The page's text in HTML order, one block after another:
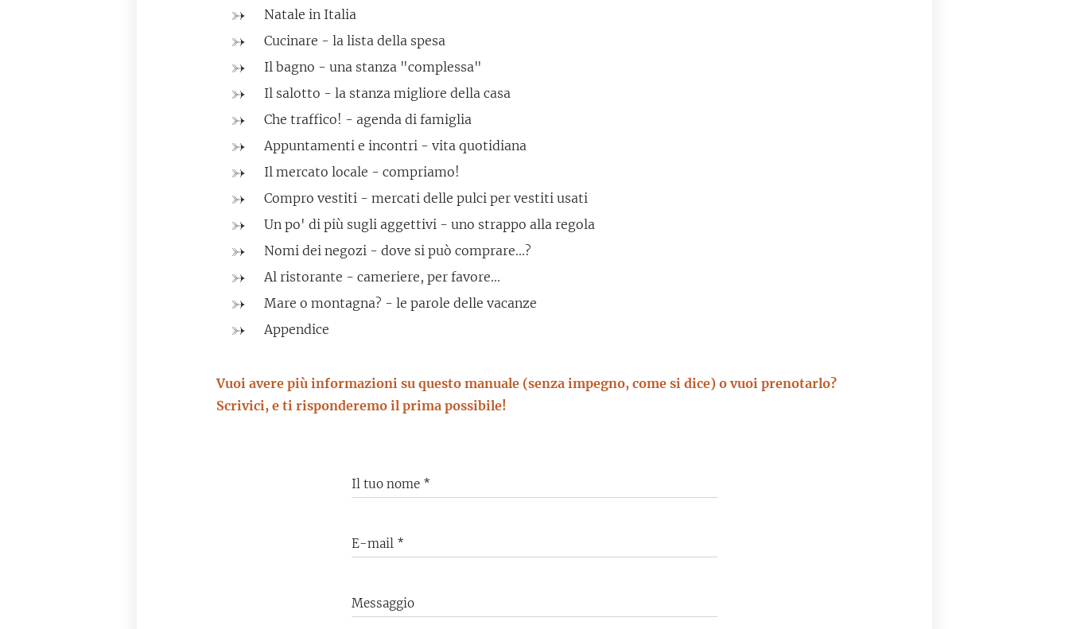
Natale in Italia
Cucinare - la lista della spesa
Il bagno - una stanza "complessa"
Il salotto - la stanza migliore della casa
Che traffico! - agenda di famiglia
Appuntamenti e incontri - vita quotidiana
Il mercato locale - compriamo!
Compro vestiti - mercati delle pulci per vestiti usati
Un po' di più sugli aggettivi - uno strappo alla regola
Nomi dei negozi - dove si può comprare...?
Al ristorante - cameriere, per favore...
Mare o montagna? - le parole delle vacanze
Appendice
Vuoi avere più informazioni su questo manuale (senza impegno, come si dice) o vuoi prenotarlo?
Scrivici, e ti risponderemo il prima possibile!
Il tuo nome
E-mail
Messaggio